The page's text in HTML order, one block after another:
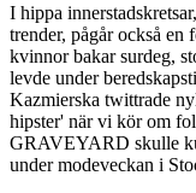
I hippa
trender, pågår också en
kvinnor bakar surdeg,
levde under
Kazmierska twittrade
hipster' när vi kör om
GRAVEYARD skulle
under modeveckan i